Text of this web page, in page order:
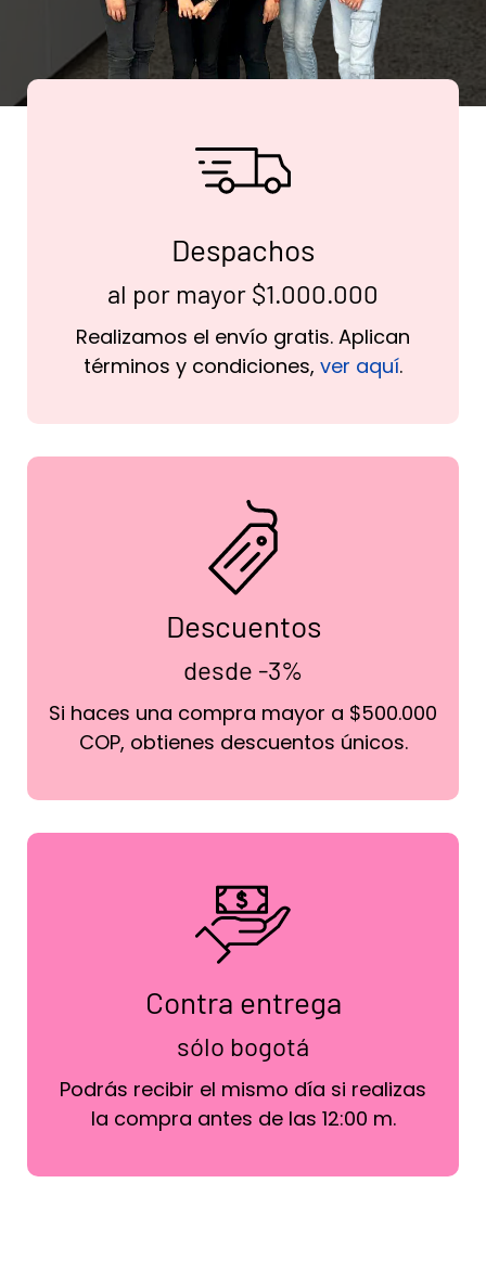
Despachos
al por mayor $1.000.000
Realizamos el envío gratis. Aplican
términos y condiciones, ver aquí.
Descuentos
desde -3%
Si haces una compra mayor a $500.000
COP, obtienes descuentos únicos.
Contra entrega
sólo bogotá
Podrás recibir el mismo día si realizas
la compra antes de las 12:00 m.